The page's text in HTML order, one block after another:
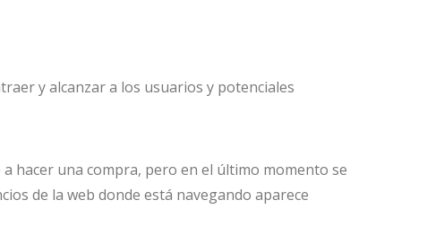
y alcanzar a los usuarios y potenciales
hacer una compra, pero en el último momento se
de la web donde está navegando aparece